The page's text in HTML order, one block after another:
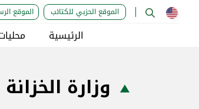
الموقع الحزبي للكتائب الموقع
الرئيسية
وزارة